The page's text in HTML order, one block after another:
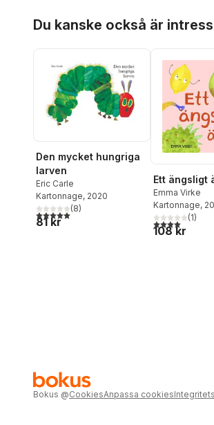
Du kanske också är
Den mycket hungriga
larven
Eric Carle
Kartonnage, 2020
5,0utav 5 stjärnor. Totalt antal röster:
(8)
81 kr
Ett ängsligt
Emma Virke
Kartonnage,
4,0utav 5(1)
108 kr
Bokus @CookiesAnpassa cookies